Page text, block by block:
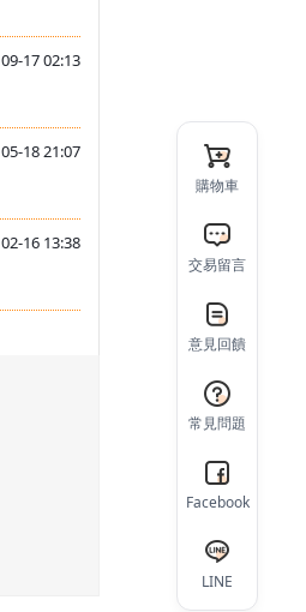
09-17 02:13
05-18 21:07
02-16 13:38
購物車
交易留言
意見回饋
常見問題
Facebook
LINE